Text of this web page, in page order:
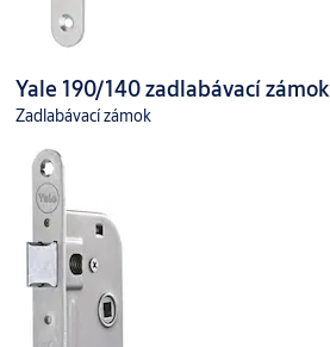
Yale 190/140 zadlabávací zámok
Zadlabávací zámok